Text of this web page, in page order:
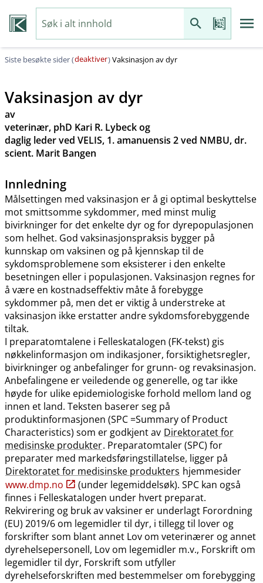
Siste besøkte sider (deaktiver)Vaksinasjon av dyr
Vaksinasjon av dyr
av
veterinær, phD Kari R. Lybeck og
daglig leder ved VELIS, 1. amanuensis 2 ved NMBU, dr.
scient. Marit Bangen
Innledning
Målsettingen med vaksinasjon er å gi optimal beskyttelse
mot smittsomme sykdommer, med minst mulig
bivirkninger for det enkelte dyr og for dyrepopulasjonen
som helhet. God vaksinasjonspraksis bygger på
kunnskap om vaksinen og på kjennskap til de
sykdomsproblemene som eksisterer i den enkelte
besetningen eller i populasjonen. Vaksinasjon regnes for
å være en kostnadseffektiv måte å forebygge
sykdommer på, men det er viktig å understreke at
vaksinasjon ikke erstatter andre sykdomsforebyggende
tiltak.
I preparatomtalene i Felleskatalogen (FK-tekst) gis
nøkkelinformasjon om indikasjoner, forsiktighetsregler,
bivirkninger og anbefalinger for grunn- og revaksinasjon.
Anbefalingene er veiledende og generelle, og tar ikke
høyde for ulike epidemiologiske forhold mellom land og
innen et land. Teksten baserer seg på
produktinformasjonen (SPC =Summary of Product
Characteristics) som er godkjent av Direktoratet for
medisinske produkter. Preparatomtaler (SPC) for
preparater med markedsføringstillatelse, ligger på
Direktoratet for medisinske produkters hjemmesider
www.dmp.no
(under legemiddelsøk). SPC kan også
finnes i Felleskatalogen under hvert preparat.
Rekvirering og bruk av vaksiner er underlagt Forordning
(EU) 2019/6 om legemidler til dyr, i tillegg til lover og
forskrifter som blant annet Lov om veterinærer og annet
dyrehelsepersonell, Lov om legemidler m.v., Forskrift om
legemidler til dyr, Forskrift som utfyller
dyrehelseforskriften med bestemmelser om forebygging